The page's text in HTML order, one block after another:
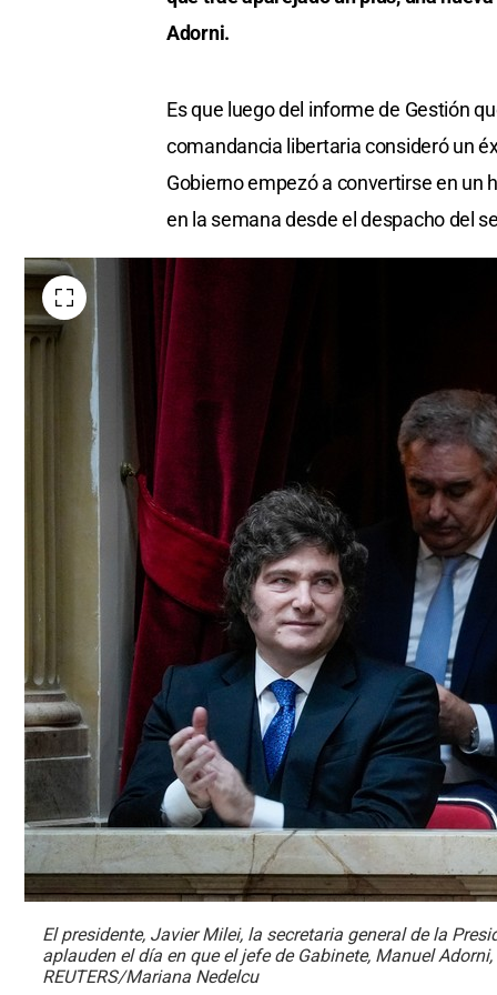
Adorni.
Es que luego del informe de Gestión
comandancia libertaria consideró un
Gobierno empezó a convertirse en un
en la semana desde el despacho del
El presidente, Javier Milei, la secretaria general de la
aplauden el día en que el jefe de Gabinete, Manuel
REUTERS/Mariana Nedelcu